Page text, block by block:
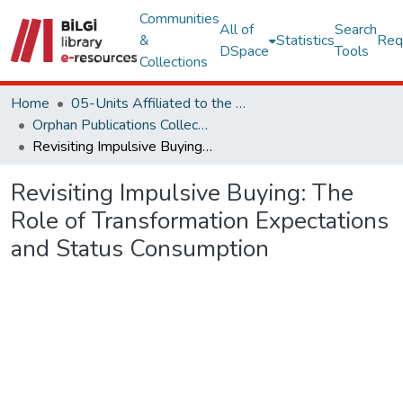
Communities
&
Collections
All of
DSpace
Statistics
Search
Tools
Home
05-Units Affiliated to the Rectorate
Orphan Publications Collections
Revisiting Impulsive Buying: The Role of Transformation Expectations and Status Consumption
Revisiting Impulsive Buying: The
Role of Transformation Expectations
and Status Consumption